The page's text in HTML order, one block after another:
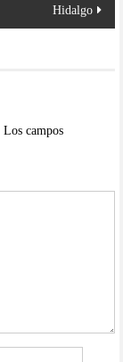
Hidalgo
Los campos